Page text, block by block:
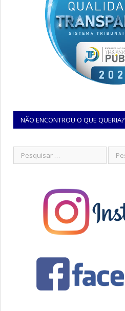
NÃO ENCONTROU O QUE QUERIA?